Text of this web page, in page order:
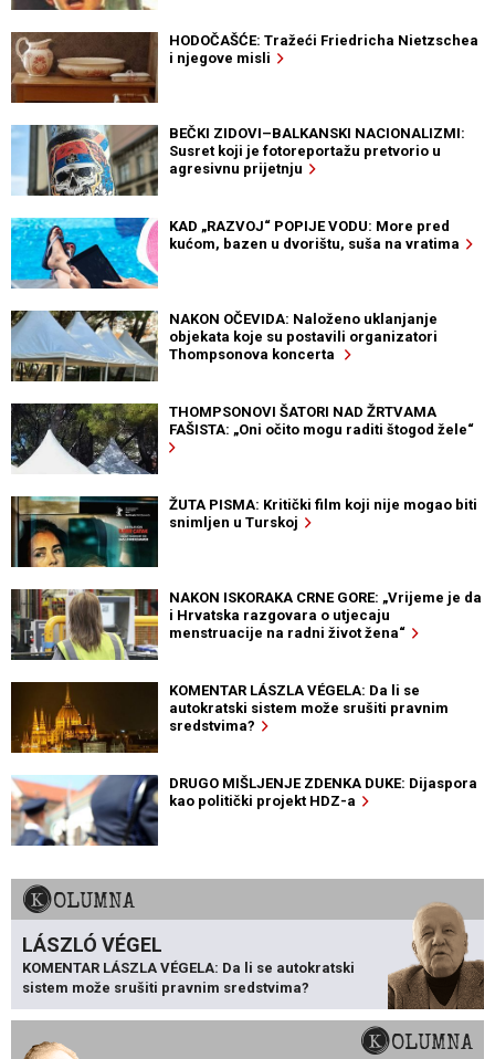
HODOČAŠĆE: Tražeći Friedricha Nietzschea
i njegove misli
BEČKI ZIDOVI–BALKANSKI NACIONALIZMI:
Susret koji je fotoreportažu pretvorio u
agresivnu prijetnju
KAD „RAZVOJ“ POPIJE VODU: More pred
kućom, bazen u dvorištu, suša na vratima
NAKON OČEVIDA: Naloženo uklanjanje
objekata koje su postavili organizatori
Thompsonova koncerta
THOMPSONOVI ŠATORI NAD ŽRTVAMA
FAŠISTA: „Oni očito mogu raditi štogod žele“
ŽUTA PISMA: Kritički film koji nije mogao biti
snimljen u Turskoj
NAKON ISKORAKA CRNE GORE: „Vrijeme je da
i Hrvatska razgovara o utjecaju
menstruacije na radni život žena“
KOMENTAR LÁSZLA VÉGELA: Da li se
autokratski sistem može srušiti pravnim
sredstvima?
DRUGO MIŠLJENJE ZDENKA DUKE: Dijaspora
kao politički projekt HDZ-a
KOLUMNA
LÁSZLÓ VÉGEL
KOMENTAR LÁSZLA VÉGELA: Da li se autokratski
sistem može srušiti pravnim sredstvima?
KOLUMNA